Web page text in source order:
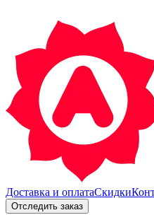
Доставка и оплатаСкидки
Отследить заказ